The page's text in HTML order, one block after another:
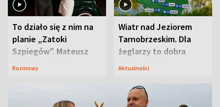
To działo się z nim na
planie „Zatoki
Szpiegów”. Mateusz
Janicki odsłonił
Rozmowy
Wiatr nad Jeziorem
Tarnobrzeskim. Dla
żeglarzy to dobra
wiadomość
Aktualności